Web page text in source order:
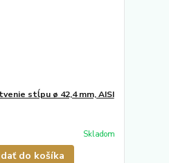
stĺpu ø 42,4 mm, AISI
Skladom
do košíka